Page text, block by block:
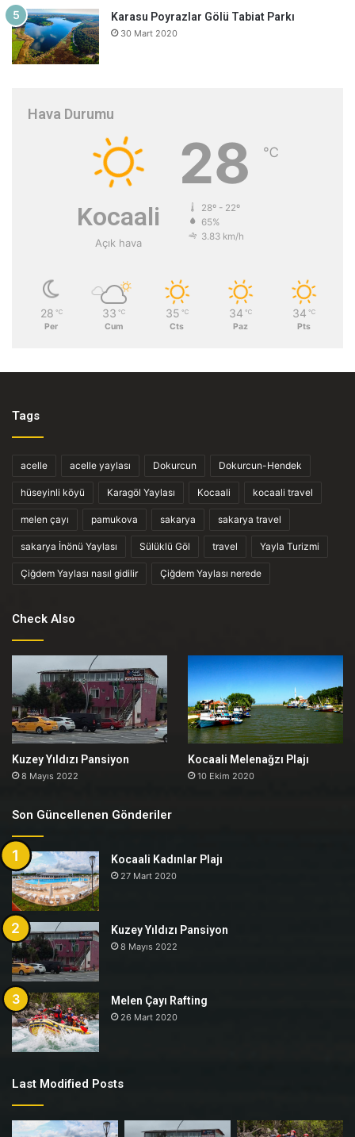
Karasu Poyrazlar Gölü Tabiat Parkı
30 Mart 2020
Hava Durumu
Kocaali
Açık hava
28 ℃
28º - 22º
65%
3.83 km/h
28 ℃
Per
33 ℃
Cum
35 ℃
Cts
34 ℃
Paz
34 ℃
Pts
Tags
acelle acelle yaylası Dokurcun Dokurcun-Hendek
hüseyinli köyü Karagöl Yaylası Kocaali kocaali travel
melen çayı pamukova sakarya sakarya travel
sakarya İnönü Yaylası Sülüklü Göl travel Yayla Turizmi
Çiğdem Yaylası nasıl gidilir Çiğdem Yaylası nerede
Check Also
Kuzey Yıldızı Pansiyon
8 Mayıs 2022
Kocaali Melenağzı Plajı
10 Ekim 2020
Son Güncellenen Gönderiler
Kocaali Kadınlar Plajı
27 Mart 2020
Kuzey Yıldızı Pansiyon
8 Mayıs 2022
Melen Çayı Rafting
26 Mart 2020
Last Modified Posts